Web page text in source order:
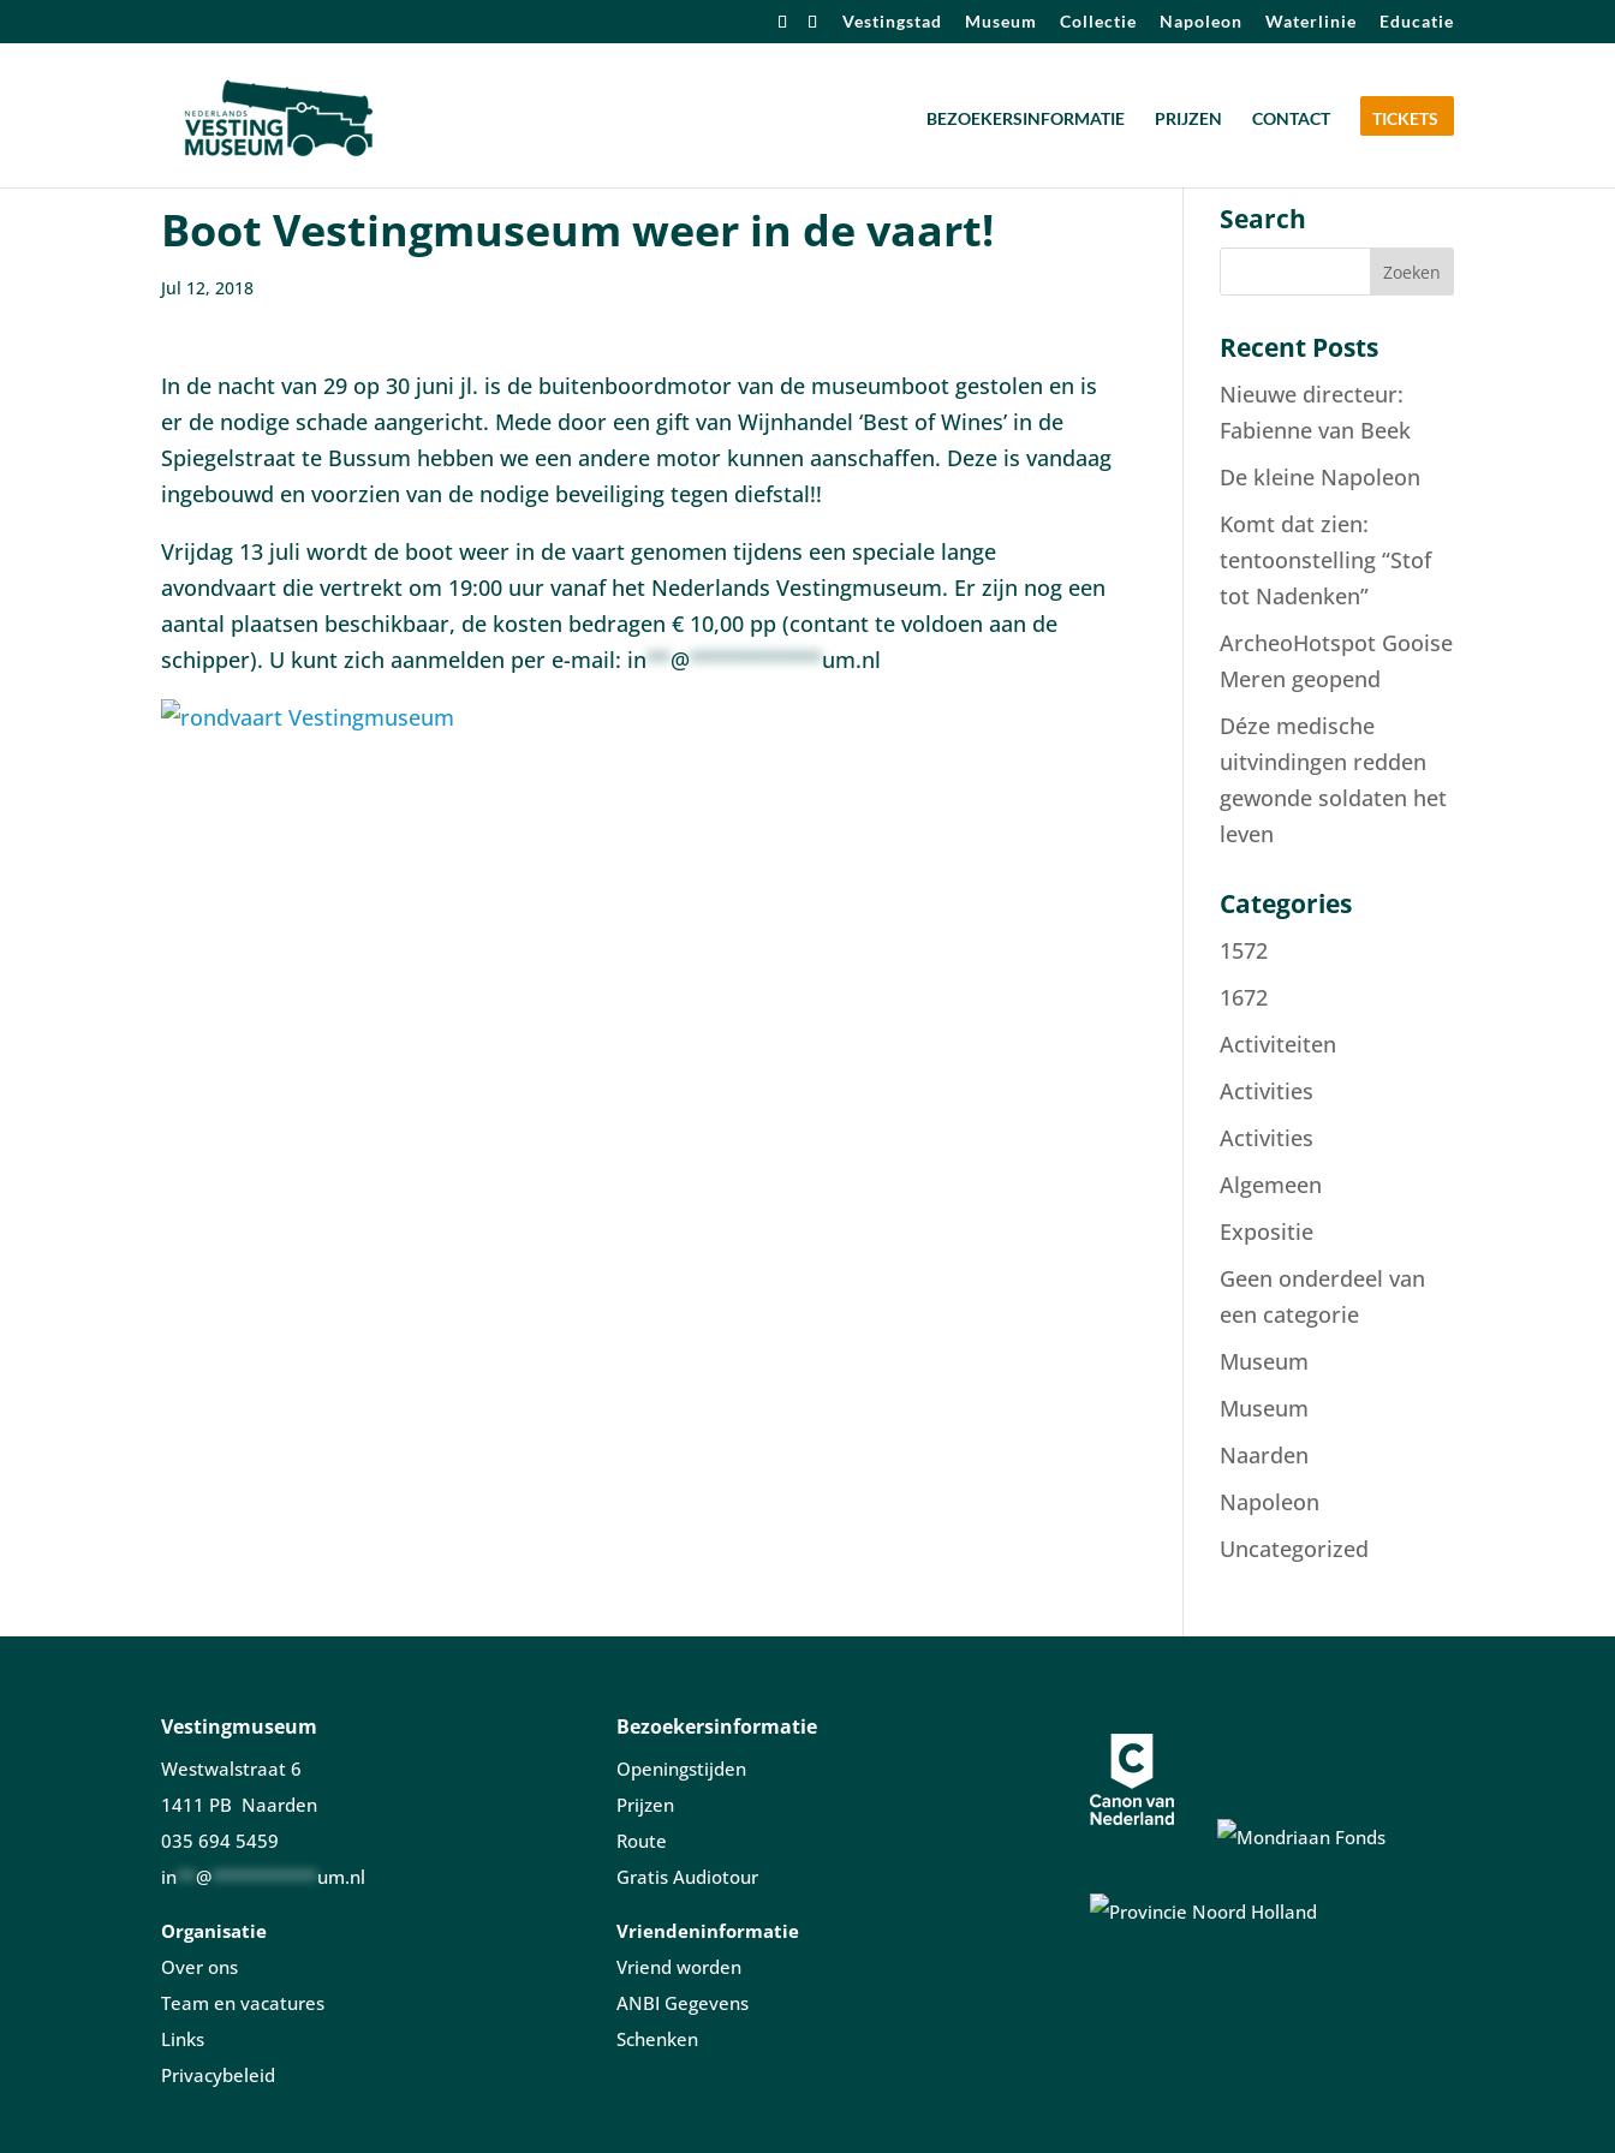
Vestingstad Museum Collectie Napoleon Waterlinie Educatie
BEZOEKERSINFORMATIE PRIJZEN CONTACT TICKETS
Boot Vestingmuseum weer in de vaart!
Jul 12, 2018
In de nacht van 29 op 30 juni jl. is de buitenboordmotor van de museumboot gestolen en is
er de nodige schade aangericht. Mede door een gift van Wijnhandel ‘Best of Wines’ in de
Spiegelstraat te Bussum hebben we een andere motor kunnen aanschaffen. Deze is vandaag
ingebouwd en voorzien van de nodige beveiliging tegen diefstal!!
Vrijdag 13 juli wordt de boot weer in de vaart genomen tijdens een speciale lange
avondvaart die vertrekt om 19:00 uur vanaf het Nederlands Vestingmuseum. Er zijn nog een
aantal plaatsen beschikbaar, de kosten bedragen € 10,00 pp (contant te voldoen aan de
schipper). U kunt zich aanmelden per e-mail: in**@***********um.nl
Search
Recent Posts
Nieuwe directeur:
Fabienne van Beek
De kleine Napoleon
Komt dat zien:
tentoonstelling “Stof
tot Nadenken”
ArcheoHotspot Gooise
Meren geopend
Déze medische
uitvindingen redden
gewonde soldaten het
leven
Categories
1572
1672
Activiteiten
Activities
Activities
Algemeen
Expositie
Geen onderdeel van
een categorie
Museum
Museum
Naarden
Napoleon
Uncategorized
Vestingmuseum
Westwalstraat 6
1411 PB Naarden
035 694 5459
in **@ *********** um.nl
Organisatie
Over ons
Team en vacatures
Links
Privacybeleid
Bezoekersinformatie
Openingstijden
Prijzen
Route
Gratis Audiotour
Vriendeninformatie
Vriend worden
ANBI Gegevens
Schenken